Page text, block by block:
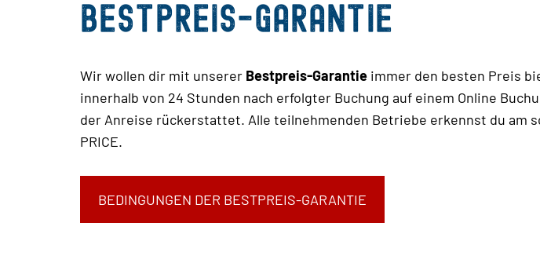
Bestpreis-Garantie
Wir wollen dir mit unserer Bestpreis-Garantie immer den besten Preis
innerhalb von 24 Stunden nach erfolgter Buchung auf einem Online
der Anreise rückerstattet. Alle teilnehmenden Betriebe erkennst du am
PRICE.
BEDINGUNGEN DER BESTPREIS-GARANTIE